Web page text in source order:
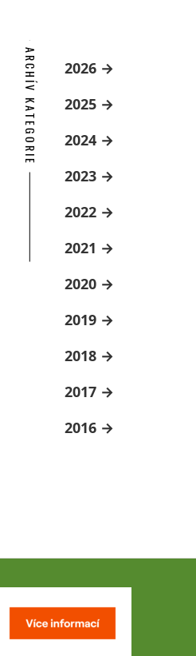
ARCHÍV KATEGORIE 2026
2025
2024
2023
2022
2021
2020
2019
2018
2017
2016